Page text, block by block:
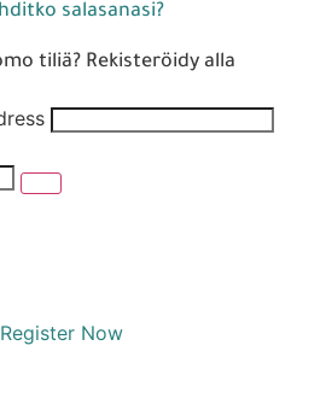
salasanasi?
tiliä? Rekisteröidy alla
Register Now